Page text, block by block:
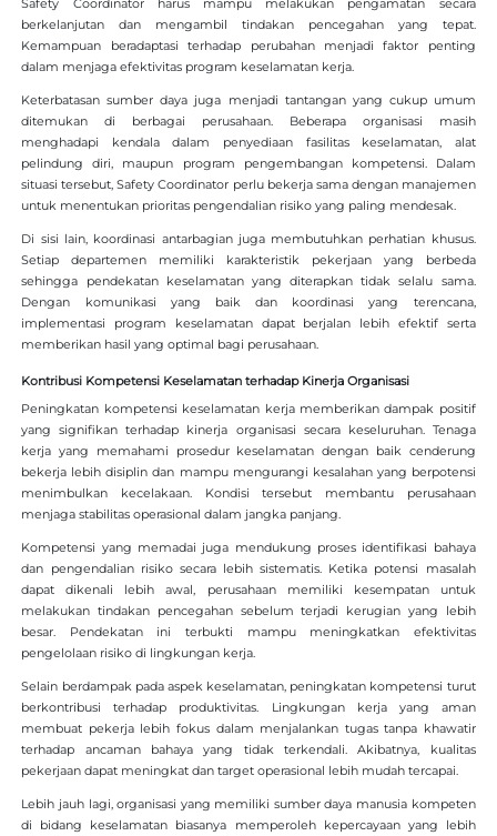
Safety Coordinator harus mampu melakukan pengamatan secara
berkelanjutan dan mengambil tindakan pencegahan yang tepat.
Kemampuan beradaptasi terhadap perubahan menjadi faktor penting
dalam menjaga efektivitas program keselamatan kerja.
Keterbatasan sumber daya juga menjadi tantangan yang cukup umum
ditemukan di berbagai perusahaan. Beberapa organisasi masih
menghadapi kendala dalam penyediaan fasilitas keselamatan, alat
pelindung diri, maupun program pengembangan kompetensi. Dalam
situasi tersebut, Safety Coordinator perlu bekerja sama dengan manajemen
untuk menentukan prioritas pengendalian risiko yang paling mendesak.
Di sisi lain, koordinasi antarbagian juga membutuhkan perhatian khusus.
Setiap departemen memiliki karakteristik pekerjaan yang berbeda
sehingga pendekatan keselamatan yang diterapkan tidak selalu sama.
Dengan komunikasi yang baik dan koordinasi yang terencana,
implementasi program keselamatan dapat berjalan lebih efektif serta
memberikan hasil yang optimal bagi perusahaan.
Kontribusi Kompetensi Keselamatan terhadap Kinerja Organisasi
Peningkatan kompetensi keselamatan kerja memberikan dampak positif
yang signifikan terhadap kinerja organisasi secara keseluruhan. Tenaga
kerja yang memahami prosedur keselamatan dengan baik cenderung
bekerja lebih disiplin dan mampu mengurangi kesalahan yang berpotensi
menimbulkan kecelakaan. Kondisi tersebut membantu perusahaan
menjaga stabilitas operasional dalam jangka panjang.
Kompetensi yang memadai juga mendukung proses identifikasi bahaya
dan pengendalian risiko secara lebih sistematis. Ketika potensi masalah
dapat dikenali lebih awal, perusahaan memiliki kesempatan untuk
melakukan tindakan pencegahan sebelum terjadi kerugian yang lebih
besar. Pendekatan ini terbukti mampu meningkatkan efektivitas
pengelolaan risiko di lingkungan kerja.
Selain berdampak pada aspek keselamatan, peningkatan kompetensi turut
berkontribusi terhadap produktivitas. Lingkungan kerja yang aman
membuat pekerja lebih fokus dalam menjalankan tugas tanpa khawatir
terhadap ancaman bahaya yang tidak terkendali. Akibatnya, kualitas
pekerjaan dapat meningkat dan target operasional lebih mudah tercapai.
Lebih jauh lagi, organisasi yang memiliki sumber daya manusia kompeten
di bidang keselamatan biasanya memperoleh kepercayaan yang lebih